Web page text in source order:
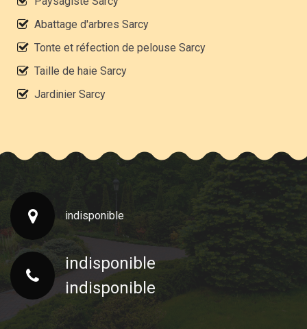
Abattage d'arbres Sarcy
Tonte et réfection de pelouse Sarcy
Taille de haie Sarcy
Jardinier Sarcy
indisponible
indisponible
indisponible